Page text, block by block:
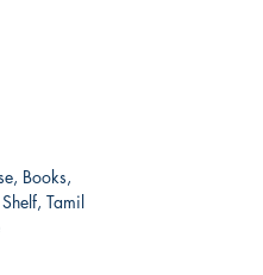
Books,
Tamil